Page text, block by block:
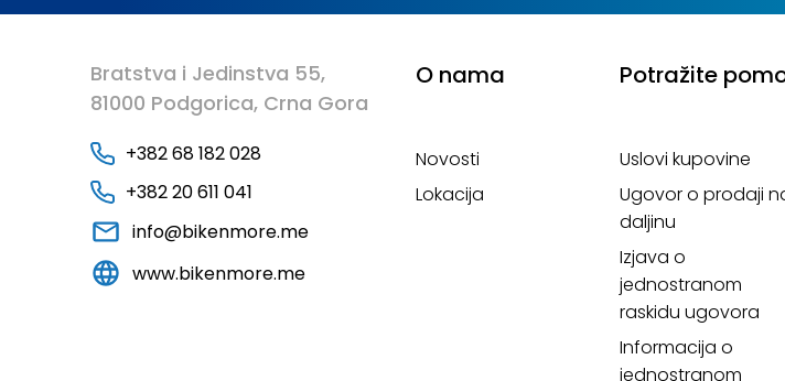
Bratstva i Jedinstva 55,
81000 Podgorica, Crna Gora
+382 68 182 028
+382 20 611 041
info@bikenmore.me
www.bikenmore.me
O nama
Novosti
Lokacija
Potražite
Uslovi kupovine
Ugovor o prodaji
daljinu
Izjava o
jednostranom
raskidu ugovora
Informacija o
jednostranom